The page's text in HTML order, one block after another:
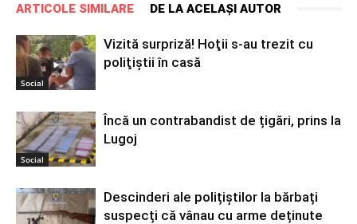
ARTICOLE SIMILARE DE LA ACELAȘI AUTOR
Social
Vizită surpriză! Hoţii s-au trezit cu
poliţiştii în casă
Social
Încă un contrabandist de țigări, prins la
Lugoj
Descinderi ale polițiștilor la bărbați
suspecți că vânau cu arme deținute